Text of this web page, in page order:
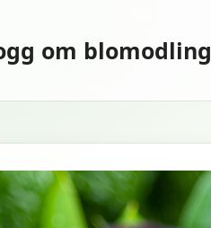
om blomodling